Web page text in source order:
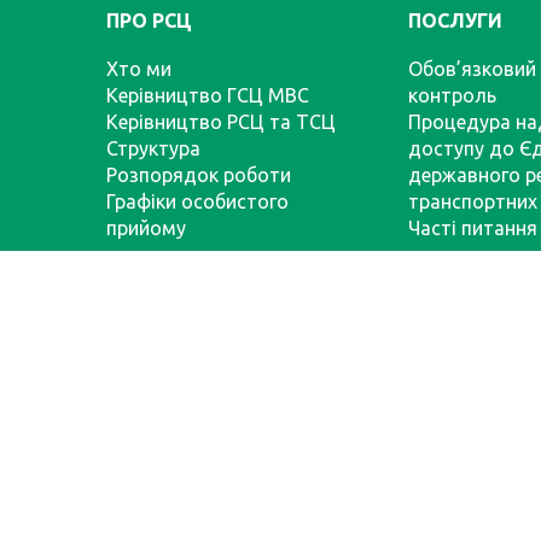
ПРО РСЦ
Хто ми
Керівництво ГСЦ МВС
Керівництво РСЦ та ТСЦ
Структура
Розпорядок роботи
Графіки особистого
прийому
ПОСЛУГИ
Обов’язковий
контроль
Процедура
доступу до
державного
транспортних
Часті питання